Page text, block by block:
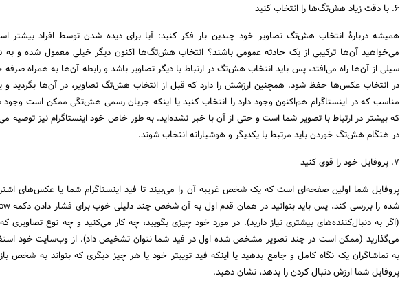
۶. با دقت زیاد هش‌تگ‌ها را انتخاب کنید
همیشه دربارهٔ انتخاب هش‌تگ تصاویر خود چندین بار فکر کنید: آیا برای دیده شدن توسط افراد بیشتر
می‌خواهید آن‌ها ترکیبی از یک حادثه عمومی باشند؟ انتخاب هش‌تگ‌ها اکنون دیگر خیلی معمول شده و
سیلی از آن‌ها راه می‌افتد، پس باید انتخاب هش‌تگ در ارتباط با دیگر تصاویر باشد و رابطه آن‌ها به همراه
در انتخاب عکس‌ها حفظ شود. همچنین ارزشش را دارد که قبل از انتخاب هش‌تگ تصاویر، در آن‌ها
مناسب که در اینستاگرام هم‌اکنون وجود دارد را انتخاب کنید یا اینکه جریان رسمی هش‌تگی ممکن است وجود
که بیشتر در ارتباط با تصویر شما است و حتی از آن با خبر نشده‌اید. به طور خاص خود اینستاگرام نیز توصیه
در هنگام هش‌تگ خوردن باید مرتبط با یکدیگر و هوشیارانه انتخاب شوند.
۷. پروفایل خود را قوی کنید
پروفایل شما اولین صفحه‌ای است که یک شخص غریبه آن را می‌بیند تا فید اینستاگرام شما یا عکس‌های
(اگر به دنبال‌کننده‌های بیشتری نیاز دارید). در مورد خود چیزی بگویید، چه کار می‌کنید و چه نوع تصاویری
می‌گذارید (ممکن است در چند تصویر مشخص شده اول در فید شما نتوان تشخیص داد). از وب‌سایت خود
به تماشاگران یک نگاه کامل و جامع بدهید یا اینکه فید توییتر خود یا هر چیز دیگری که بتواند به شخص
پروفایل شما ارزش دنبال کردن را بدهد، نشان دهید.